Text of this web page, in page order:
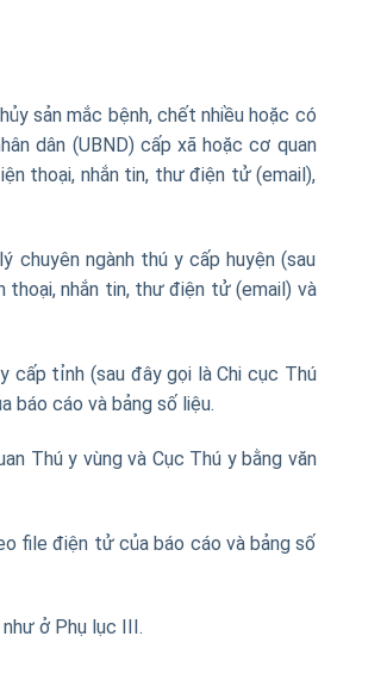
sản mắc bệnh, chết nhiều hoặc có
dân (UBND) cấp xã hoặc cơ quan
thoại, nhắn tin, thư điện tử (email),
chuyên ngành thú y cấp huyện (sau
thoại, nhắn tin, thư điện tử (email) và
cấp tỉnh (sau đây gọi là Chi cục Thú
báo cáo và bảng số liệu.
Thú y vùng và Cục Thú y bằng văn
file điện tử của báo cáo và bảng số
ở Phụ lục III.